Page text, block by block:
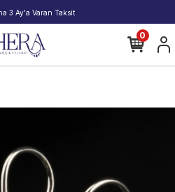
2000 TL ve Üzeri Alışverişlerde Kargo Bedava!
0